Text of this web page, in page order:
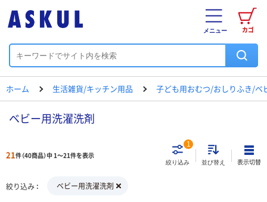
カゴ
メニュー
ホーム 生活雑貨/キッチン用品 子ども用おむつ/おしりふき/ベ
ベビー用洗濯洗剤
21件（40商品）中 1～21件を表示
絞り込み
1
並び替え 表示切替
絞り込み ベビー用洗濯洗剤